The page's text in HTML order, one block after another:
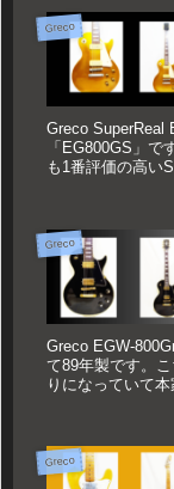
Greco
Greco SuperReal
「EG800GS」
も1番評価の高い
Greco
Greco EGW-
て89年製です。
りになっていて
Greco